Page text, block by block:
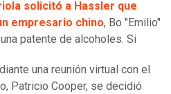
solicitó a Hassler que
empresario chino, Bo "Emilio"
patente de alcoholes. Si
una reunión virtual con el
Patricio Cooper, se decidió